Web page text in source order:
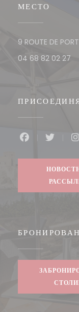
МЕСТО
9 ROUTE DE
04 68 82 02 27
Facebook